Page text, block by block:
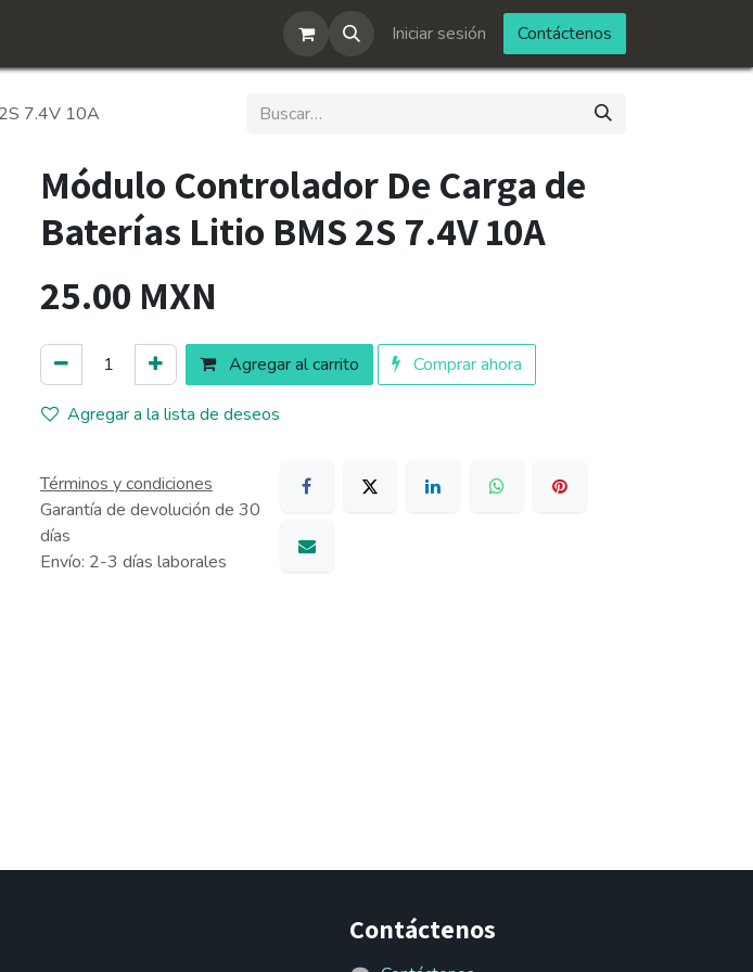
Iniciar sesión Contáctenos
7.4V 10A
Módulo Controlador De Carga de
Baterías Litio BMS 2S 7.4V 10A
25.00 MXN
Agregar al carrito Comprar ahora
Agregar a la lista de deseos
Términos y condiciones
Garantía de devolución de 30
días
Envío: 2-3 días laborales
Contáctenos